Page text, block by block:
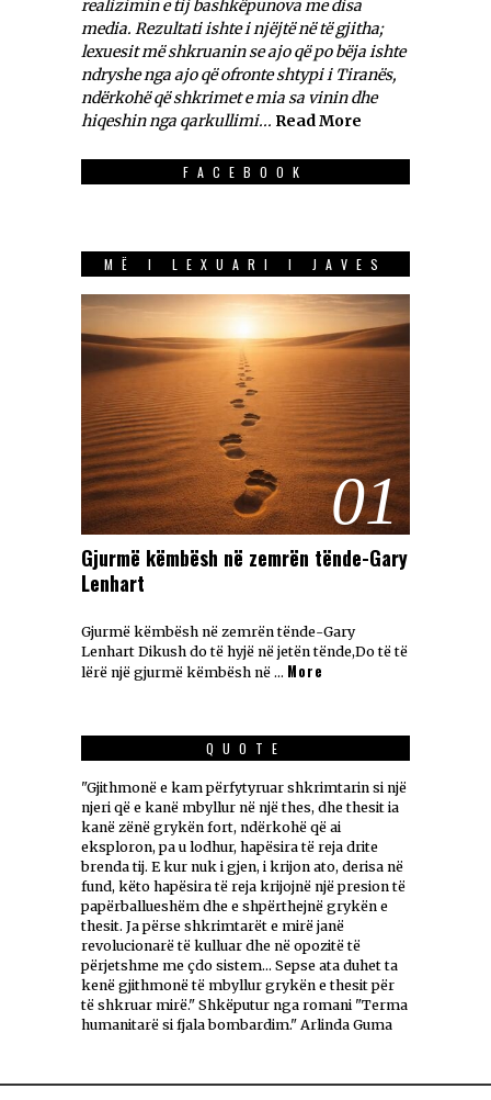
realizimin e tij bashkëpunova me disa
media. Rezultati ishte i njëjtë në të gjitha;
lexuesit më shkruanin se ajo që po bëja ishte
ndryshe nga ajo që ofronte shtypi i Tiranës,
ndërkohë që shkrimet e mia sa vinin dhe
hiqeshin nga qarkullimi... Read More
FACEBOOK
MË I LEXUARI I JAVES
01
Gjurmë këmbësh në zemrën tënde-Gary
Lenhart
Gjurmë këmbësh në zemrën tënde-Gary
Lenhart Dikush do të hyjë në jetën tënde,Do të të
lërë një gjurmë këmbësh në … More
QUOTE
"Gjithmonë e kam përfytyruar shkrimtarin si një
njeri që e kanë mbyllur në një thes, dhe thesit ia
kanë zënë grykën fort, ndërkohë që ai
eksploron, pa u lodhur, hapësira të reja drite
brenda tij. E kur nuk i gjen, i krijon ato, derisa në
fund, këto hapësira të reja krijojnë një presion të
papërballueshëm dhe e shpërthejnë grykën e
thesit. Ja përse shkrimtarët e mirë janë
revolucionarë të kulluar dhe në opozitë të
përjetshme me çdo sistem... Sepse ata duhet ta
kenë gjithmonë të mbyllur grykën e thesit për
të shkruar mirë." Shkëputur nga romani "Terma
humanitarë si fjala bombardim." Arlinda Guma